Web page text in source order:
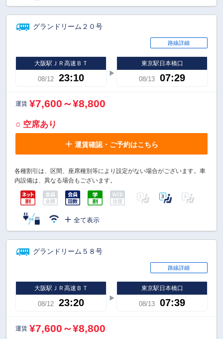
グランドリーム２０号
路線詳細
大阪駅ＪＲ高速ＢＴ
08/12 23:10
東京駅日本橋口
08/13 07:29
運賃 ¥7,600～¥8,800
○ 空席あり
運賃確認・ご予約はこちら
各種割引は、区間、座席種別等により設定がない場合がございます。車
内設備は、異なる場合もございます。
全て表示
グランドリーム５８号
路線詳細
大阪駅ＪＲ高速ＢＴ
08/12 23:20
東京駅日本橋口
08/13 07:39
運賃 ¥7,600～¥8,800